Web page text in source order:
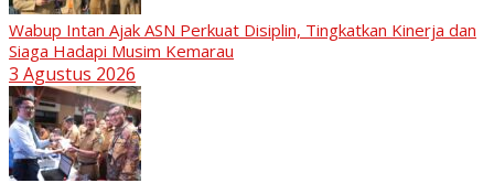
Wabup Intan Ajak ASN Perkuat Disiplin, Tingkatkan Kinerja dan
Siaga Hadapi Musim Kemarau
3 Agustus 2026